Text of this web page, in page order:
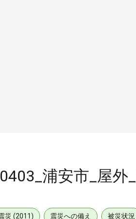
浦安市_屋外
災 (2011) 震災への備え 被災状況